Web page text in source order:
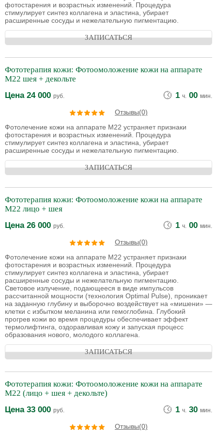
фотостарения и возрастных изменений. Процедура
стимулирует синтез коллагена и эластина, убирает
расширенные сосуды и нежелательную пигментацию.
ЗАПИСАТЬСЯ
Фототерапия кожи: Фотоомоложение кожи на аппарате
М22 шея + декольте
Цена24 000 руб. 1 ч. 00 мин.
Отзывы(0)
Фотолечение кожи на аппарате М22 устраняет признаки
фотостарения и возрастных изменений. Процедура
стимулирует синтез коллагена и эластина, убирает
расширенные сосуды и нежелательную пигментацию.
ЗАПИСАТЬСЯ
Фототерапия кожи: Фотоомоложение кожи на аппарате
М22 лицо + шея
Цена26 000 руб. 1 ч. 00 мин.
Отзывы(0)
Фотолечение кожи на аппарате М22 устраняет признаки
фотостарения и возрастных изменений. Процедура
стимулирует синтез коллагена и эластина, убирает
расширенные сосуды и нежелательную пигментацию.
Световое излучение, подающееся в виде импульсов
рассчитанной мощности (технология Optimal Pulse), проникает
на заданную глубину и выборочно воздействует на «мишени» —
клетки с избытком меланина или гемоглобина. Глубокий
прогрев кожи во время процедуры обеспечивает эффект
термолифтинга, оздоравливая кожу и запуская процесс
образования нового, молодого коллагена.
ЗАПИСАТЬСЯ
Фототерапия кожи: Фотоомоложение кожи на аппарате
М22 (лицо + шея + декольте)
Цена33 000 руб. 1 ч. 30 мин.
Отзывы(0)